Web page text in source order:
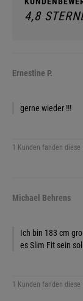
4,8
Ernestine P.
gerne wieder !!!
1 Kunden fanden
Michael Behrens
Ich bin 183 cm
es Slim Fit sein
1 Kunden fanden